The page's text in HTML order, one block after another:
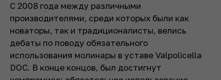
С 2008 года между различными
производителями, среди которых были как
новаторы, так и традиционалисты, велись
дебаты по поводу обязательного
использования молинары в уставе Valpolicella
DOC. В конце концов, был достигнут